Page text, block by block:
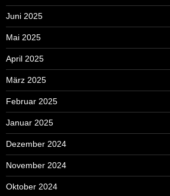
Juni 2025
Mai 2025
April 2025
März 2025
Februar 2025
Januar 2025
Dezember 2024
November 2024
Oktober 2024